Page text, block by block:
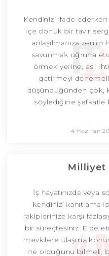
Kendinizi ifade
içe dönük bir tavır
anlaşılmanıza zemin
savunmak uğruna
örmek yerine, asıl
getirmeyi
düşündüğünden çok,
söylediğine şefkatle
4 Haziran
Milliyet
İş hayatınızda veya
kendinizi kanıtlama
rakiplerinize karşı
bir süreçtesiniz. Elde
mevkilere ulaşma
ne olduğunu bilmeli,